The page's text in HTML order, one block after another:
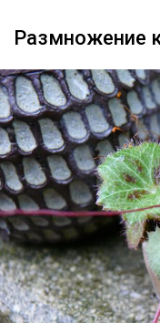
Размножение